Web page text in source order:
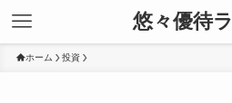
悠々優待
ホーム 投資